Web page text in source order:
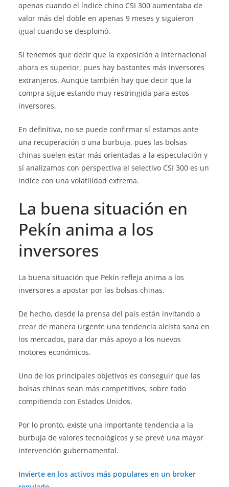
apenas cuando el índice chino CSI 300 aumentaba de
valor más del doble en apenas 9 meses y siguieron
igual cuando se desplomó.
Sí tenemos que decir que la exposición a internacional
ahora es superior, pues hay bastantes más inversores
extranjeros. Aunque también hay que decir que la
compra sigue estando muy restringida para estos
inversores.
En definitiva, no se puede confirmar sí estamos ante
una recuperación o una burbuja, pues las bolsas
chinas suelen estar más orientadas a la especulación y
sí analizamos con perspectiva el selectivo CSI 300 es un
índice con una volatilidad extrema.
La buena situación en
Pekín anima a los
inversores
La buena situación que Pekín refleja anima a los
inversores a apostar por las bolsas chinas.
De hecho, desde la prensa del país están invitando a
crear de manera urgente una tendencia alcista sana en
los mercados, para dar más apoyo a los nuevos
motores económicos.
Uno de los principales objetivos es conseguir que las
bolsas chinas sean más competitivos, sobre todo
compitiendo con Estados Unidos.
Por lo pronto, existe una importante tendencia a la
burbuja de valores tecnológicos y se prevé una mayor
intervención gubernamental.
Invierte en los activos más populares en un broker